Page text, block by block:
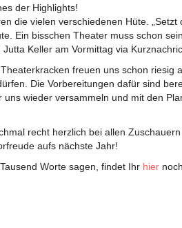
der Highlights!
die vielen verschiedenen Hüte.
Ein bisschen Theater muss schon
Keller am Vormittag via
freuen uns schon riesig
Die Vorbereitungen dafür sind
wieder versammeln und mit den
recht herzlich bei allen
aufs nächste Jahr!
Worte sagen, findet Ihr hier